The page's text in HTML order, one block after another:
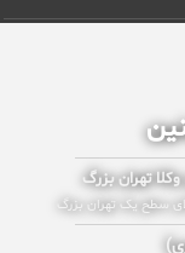
تهران بزرگ
سطح یک تهران بزرگ